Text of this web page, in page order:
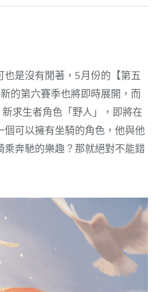
是沒有閒著，5月份的【第五
的第六賽季也將即時展開，而
求生者角色「野人」，即將在
可以擁有坐騎的角色，他與他
奔馳的樂趣？那就絕對不能錯